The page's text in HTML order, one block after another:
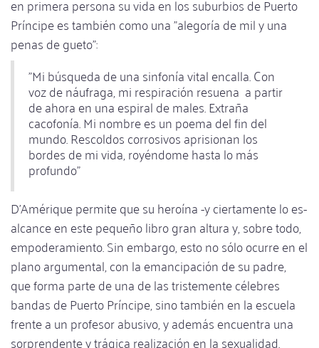
en primera persona su vida en los suburbios de Puerto
Príncipe es también como una "alegoría de mil y una
penas de gueto":
"Mi búsqueda de una sinfonía vital encalla. Con
voz de náufraga, mi respiración resuena a partir
de ahora en una espiral de males. Extraña
cacofonía. Mi nombre es un poema del fin del
mundo. Rescoldos corrosivos aprisionan los
bordes de mi vida, royéndome hasta lo más
profundo"
D'Amérique permite que su heroína -y ciertamente lo es-
alcance en este pequeño libro gran altura y, sobre todo,
empoderamiento. Sin embargo, esto no sólo ocurre en el
plano argumental, con la emancipación de su padre,
que forma parte de una de las tristemente célebres
bandas de Puerto Príncipe, sino también en la escuela
frente a un profesor abusivo, y además encuentra una
sorprendente y trágica realización en la sexualidad.